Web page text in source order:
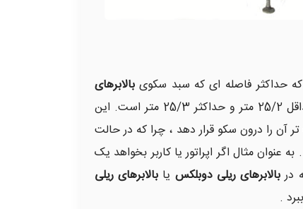
حداکثر فاصله ای که سبد سکوی بالابرهای
در متراژ حداقل 25/2 متر و حداکثر 25/3 متر است. این
آن را درون سکو قرار دهد ، چرا که در حالت
عنوان مثال اگر اپراتور یا کاربر بخواهد یک
دربالابرهای ریلی دوبلکس یا بالابرهای ریلی